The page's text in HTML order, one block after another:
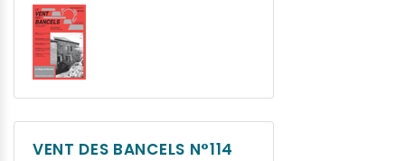
VENT DES BANCELS N°114